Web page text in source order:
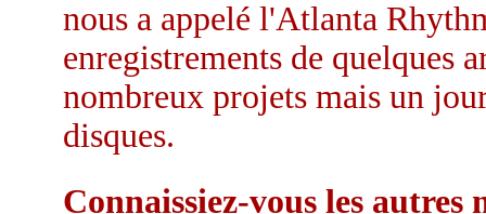
nous a appelé l'Atlanta
enregistrements de quelques
nombreux projets mais un
disques.
Connaissiez-vous les autres